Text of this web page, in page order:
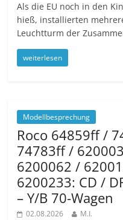
Als die EU noch in den
hieß, installierten
Leuchtturm der
weiterlesen
Modellbesprechung
Roco 64859ff /
74783ff /
6200062 /
6200233: CD /
– Y/B 70-Wagen
02.08.2026 M.I.